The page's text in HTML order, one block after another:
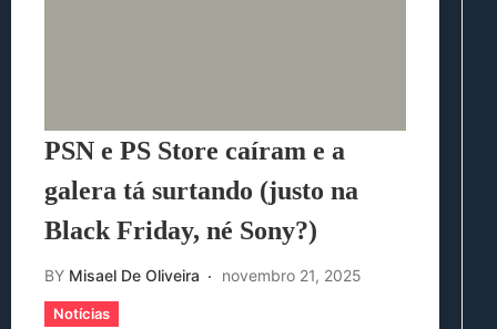
PSN e PS Store caíram e a
galera tá surtando (justo na
Black Friday, né Sony?)
BY Misael De Oliveira novembro 21, 2025
Notícias